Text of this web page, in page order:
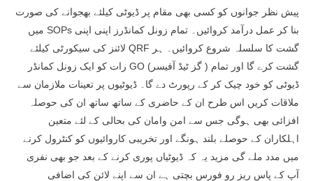
پیش نظر جوانوں کو کسی بھی مقام پر ڈیوٹی کیلئے بھجوانے کی صورت
میں SOPs بنا کر عمل درآمد کروائیں۔ تمام زونل کمانڈرز اپنی اپنی
لائنز کی سیکورٹی کیلئے QRF گشت کا سلسلہ شروع کروائیں۔ ہر
رات کو ایک زونل کمانڈر GO (گز ٹیڈ آفیسر ) گشت کرے گا اور تمام
ڈیوٹی کو خود چیک کر کے رپورٹ دے گا۔ ڈیوٹیوں پر تعینات ملازمان سے
ملاقات کریں اس طرح ان کے حاضری کے ساتھ ساتھ ان کی حوصلہ
افزائی بھی ہوگی جس سے امن وامان کی بحالی کے لئے متعین
اہلکاران کے حوصلے بلند ہونگے اور تخریبی کاروائیوں کو کنٹرول کرنے
میں مدد ملے گی مزید یہ کہ ڈیوٹیاں پوری کرنے کے بعد جو بھی نفری
آپ کے پاس ریز رو فورس بچتی ہے ان سے اپنے لائن کی اضافی